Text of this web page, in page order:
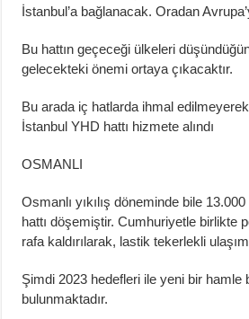
İstanbul’a bağlanacak. Oradan
Bu hattın geçeceği ülkeleri
gelecekteki önemi ortaya çıkacaktır.
Bu arada iç hatlarda ihmal
İstanbul YHD hattı hizmete alındı
OSMANLI
Osmanlı yıkılış döneminde bile
hattı döşemiştir. Cumhuriyetle birlikte
rafa kaldırılarak, lastik tekerlekli
Şimdi 2023 hedefleri ile yeni bir hamle
bulunmaktadır.